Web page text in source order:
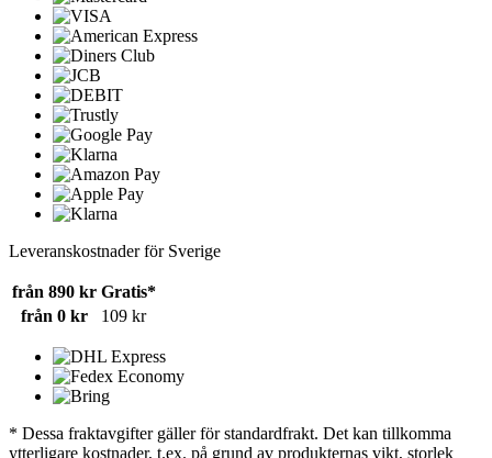
Leveranskostnader för Sverige
från 890 kr Gratis*
från 0 kr
109 kr
* Dessa fraktavgifter gäller för standardfrakt. Det kan tillkomma
ytterligare kostnader, t.ex. på grund av produkternas vikt, storlek